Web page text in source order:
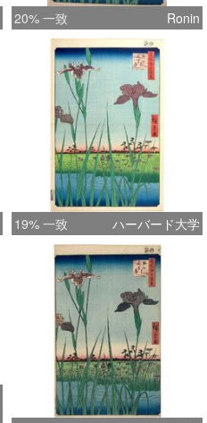
20% 一致 Ronin
19% 一致 ハーバード大学